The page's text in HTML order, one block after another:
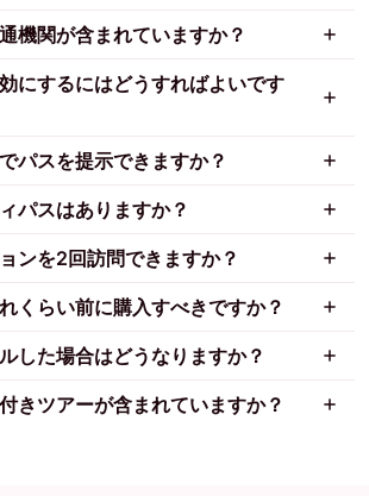
機関が含まれていますか？
にするにはどうすればよいです
パスを提示できますか？
パスはありますか？
ンを2回訪問できますか？
くらい前に購入すべきですか？
した場合はどうなりますか？
きツアーが含まれていますか？